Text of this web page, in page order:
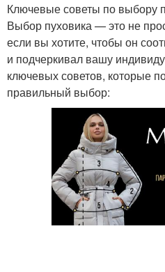
Ключевые советы по выбору
Выбор пуховика — это не
если вы хотите, чтобы он
и подчеркивал вашу
ключевых советов, которые
правильный выбор: